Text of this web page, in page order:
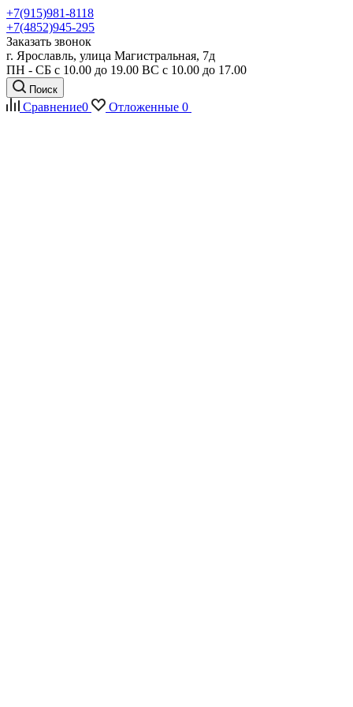
+7(915)981-8118
+7(4852)945-295
Заказать звонок
г. Ярославль, улица Магистральная, 7д
ПН - СБ с 10.00 до 19.00 ВС с 10.00 до 17.00
Поиск
Сравнение0 Отложенные 0